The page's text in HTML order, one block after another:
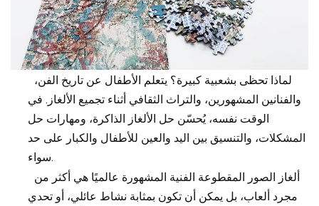
لماذا تحظى بشعبية كبيرة؟ يتعلم الأطفال عن تاريخ الفن،
والفنانين المشهورين، والتراث الثقافي أثناء تجميع الألغاز. في
الوقت نفسه، يُحسّن حل الألغاز الذاكرة، ومهارات حل
المشكلات، والتنسيق بين اليد والعين للأطفال والكبار على حد
سواء.
ألغاز الصور المقطوعة الفنية المشهورة عالميًا هي أكثر من
مجرد ألعاب، بل يمكن أن تكون بمثابة نشاط عائلي، أو تحدي